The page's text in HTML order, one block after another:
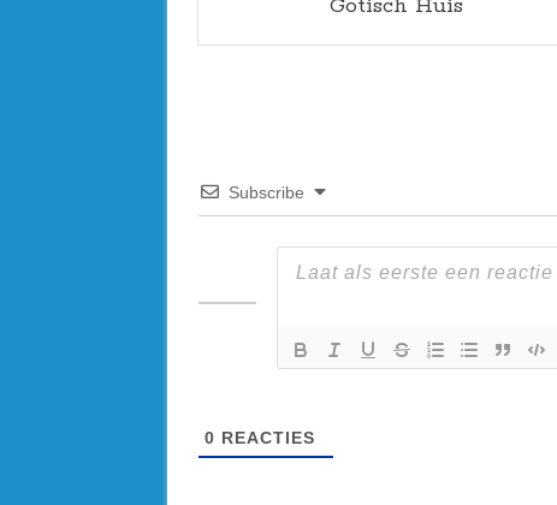
Gotisch Huis
Subscribe
0 REACTIES